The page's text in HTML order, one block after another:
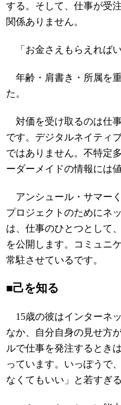
する。そして、仕事が受
関係ありません。
「お金さえもらえればい
年齢・肩書き・所属を
た。
対価を受け取るのは仕
です。デジタルネイティ
ではありません。不特定
ーダーメイドの情報には
アンシュール・サマー
プロジェクトのためにネ
は、仕事のひとつとして
を公開します。コミュニ
常駐させているです。
■己を知る
15歳の彼はインターネ
なか、自分自身の見せ方
ルで仕事を発注するとき
っています。いっぽうで
なくてもいい」と若すぎ